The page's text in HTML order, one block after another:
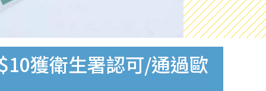
獲衛生署認可/通過歐